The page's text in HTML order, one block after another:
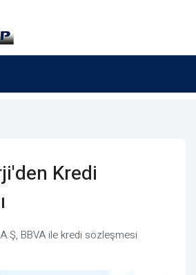
Kredi
BBVA ile kredi sözleşmesi